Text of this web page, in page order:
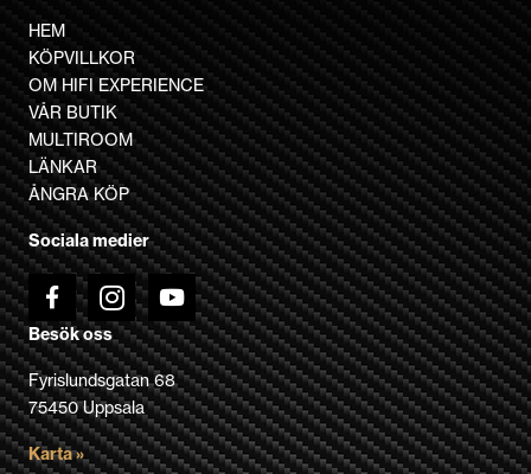
De
olika
alternativen
kan
väljas
på
produktsidan
HEM
KÖPVILLKOR
OM HIFI EXPERIENCE
VÅR BUTIK
MULTIROOM
LÄNKAR
ÅNGRA KÖP
Sociala medier
Besök oss
Fyrislundsgatan 68
75450 Uppsala
Karta »